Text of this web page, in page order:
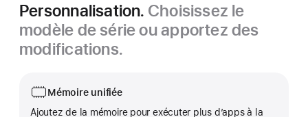
Personnalisation. Choisissez le
modèle de série ou apportez des
modifications.
Mémoire unifiée
Ajoutez de la mémoire pour exécuter plus d’apps à la